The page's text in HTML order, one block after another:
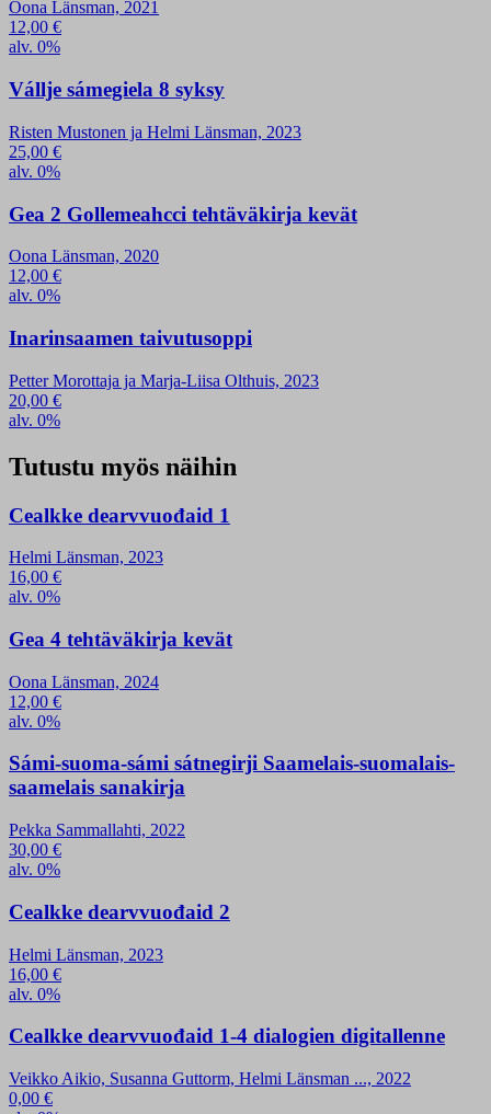
Oona Länsman, 2021
12,00 €
alv. 0%
Vállje sámegiela 8 syksy
Risten Mustonen ja Helmi Länsman, 2023
25,00 €
alv. 0%
Gea 2 Gollemeahcci tehtäväkirja kevät
Oona Länsman, 2020
12,00 €
alv. 0%
Inarinsaamen taivutusoppi
Petter Morottaja ja Marja-Liisa Olthuis, 2023
20,00 €
alv. 0%
Tutustu myös näihin
Cealkke dearvvuođaid 1
Helmi Länsman, 2023
16,00 €
alv. 0%
Gea 4 tehtäväkirja kevät
Oona Länsman, 2024
12,00 €
alv. 0%
Sámi-suoma-sámi sátnegirji Saamelais-suomalais-
saamelais sanakirja
Pekka Sammallahti, 2022
30,00 €
alv. 0%
Cealkke dearvvuođaid 2
Helmi Länsman, 2023
16,00 €
alv. 0%
Cealkke dearvvuođaid 1-4 dialogien digitallenne
Veikko Aikio, Susanna Guttorm, Helmi Länsman ..., 2022
0,00 €